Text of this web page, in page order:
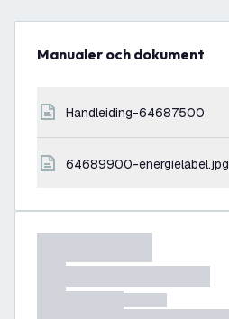
Manualer och dokument
handleiding-64687500
64689900-energielabel.jpg